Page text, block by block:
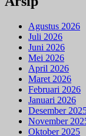
Agustus 2026
Juli 2026
Juni 2026
Mei 2026
April 2026
Maret 2026
Februari 2026
Januari 2026
Desember
November
Oktober 2025